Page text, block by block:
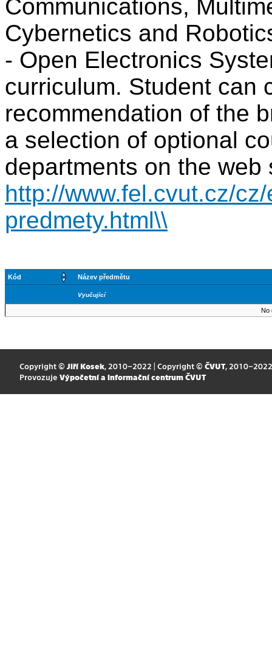
Communications,
Cybernetics and
- Open Electronics
curriculum. Student can
recommendation of the
a selection of optional
departments on the web
http://www.fel.cvut.cz/
predmety.html\\
Kód Název předmětu
Vyučující
No
Copyright © Jiří Kosek, 2010–2022 | Copyright © ČVUT, 2010–2022
Provozuje Výpočetní a informační centrum ČVUT